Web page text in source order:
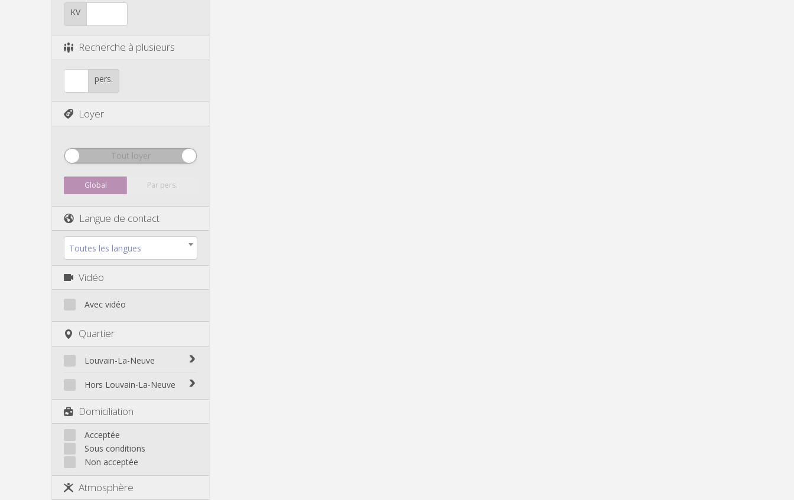
KV
Recherche à plusieurs
pers.
Loyer
Tout loyer
Global Par pers.
Langue de contact
Toutes les langues
Vidéo
Avec vidéo
Quartier
Louvain-La-Neuve
Biéreau
Centre
L'Hocaille
La Baraque
Lauzelle
Les Bruyères
Hors Louvain-La-Neuve
Genappe
Mont-Saint-Guibert
Nivelles
Ottignies
Rixensart
Domiciliation
Acceptée
Sous conditions
Non acceptée
Atmosphère